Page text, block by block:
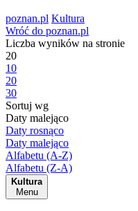
poznan.pl Kultura
Wróć do poznan.pl
Liczba wyników na stronie
20
10
20
30
Sortuj wg
Daty malejąco
Daty rosnąco
Daty malejąco
Alfabetu (A-Z)
Alfabetu (Z-A)
Kultura
Menu